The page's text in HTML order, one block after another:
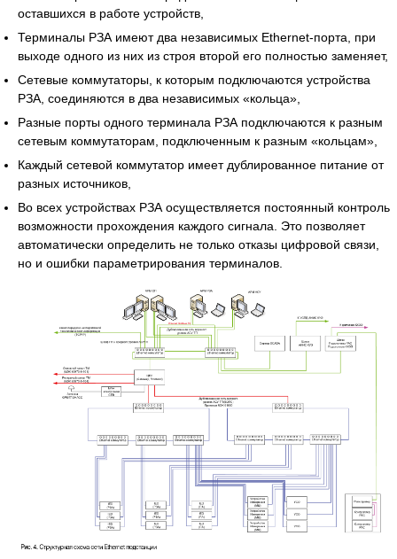
оставшихся в работе устройств,
Терминалы РЗА имеют два независимых Ethernet-порта, при
выходе одного из них из строя второй его полностью заменяет,
Сетевые коммутаторы, к которым подключаются устройства
РЗА, соединяются в два независимых «кольца»,
Разные порты одного терминала РЗА подключаются к разным
сетевым коммутаторам, подключенным к разным «кольцам»,
Каждый сетевой коммутатор имеет дублированное питание от
разных источников,
Во всех устройствах РЗА осуществляется постоянный контроль
возможности прохождения каждого сигнала. Это позволяет
автоматически определить не только отказы цифровой связи,
но и ошибки параметрирования терминалов.